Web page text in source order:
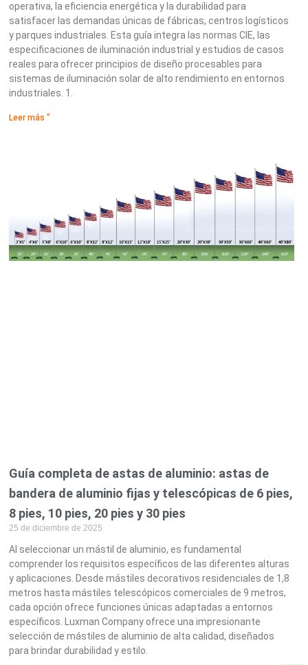
operativa, la eficiencia energética y la durabilidad para
satisfacer las demandas únicas de fábricas, centros logísticos
y parques industriales. Esta guía integra las normas CIE, las
especificaciones de iluminación industrial y estudios de casos
reales para ofrecer principios de diseño procesables para
sistemas de iluminación solar de alto rendimiento en entornos
industriales. 1.
Leer más "
Guía completa de astas de aluminio: astas de
bandera de aluminio fijas y telescópicas de 6 pies,
8 pies, 10 pies, 20 pies y 30 pies
25 de diciembre de 2025
Al seleccionar un mástil de aluminio, es fundamental
comprender los requisitos específicos de las diferentes alturas
y aplicaciones. Desde mástiles decorativos residenciales de 1,8
metros hasta mástiles telescópicos comerciales de 9 metros,
cada opción ofrece funciones únicas adaptadas a entornos
específicos. Luxman Company ofrece una impresionante
selección de mástiles de aluminio de alta calidad, diseñados
para brindar durabilidad y estilo.